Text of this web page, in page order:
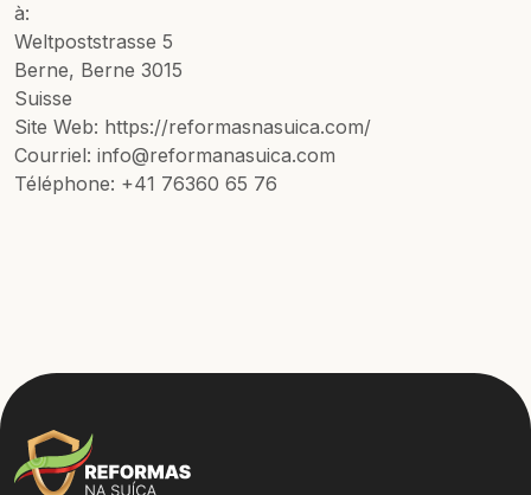
à:
Weltpoststrasse 5
Berne, Berne 3015
Suisse
Site Web: https://reformasnasuica.com/
Courriel: info@reformanasuica.com
Téléphone: +41 76360 65 76